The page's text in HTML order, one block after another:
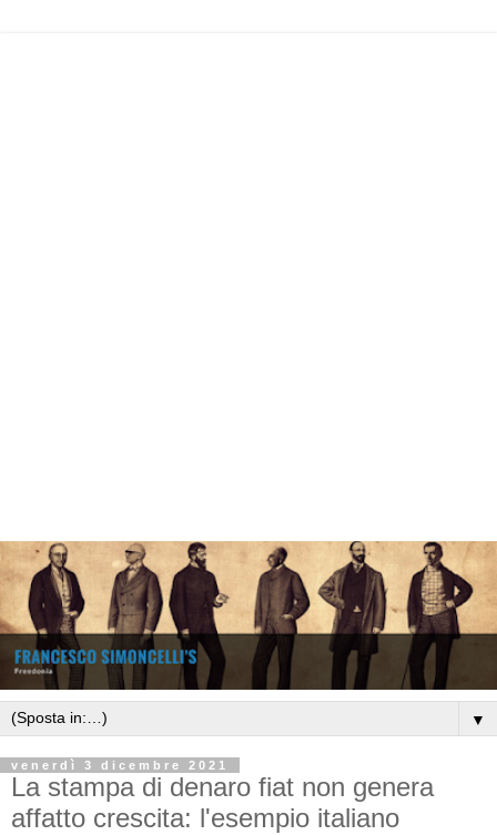
▼
venerdì 3 dicembre 2021
La stampa di denaro fiat non genera
affatto crescita: l'esempio italiano